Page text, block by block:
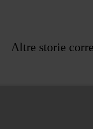
Altre storie